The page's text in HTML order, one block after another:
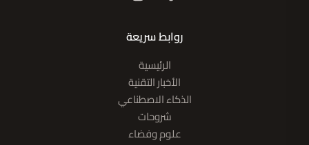
روابط سريعة
الرئيسية
الأخبار التقنية
الذكاء الاصطناعي
شروحات
علوم وفضاء